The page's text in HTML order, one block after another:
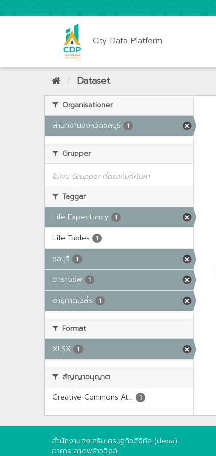
City Data Platform
Dataset
Organisationer
สำนักงานจังหวัดชลบุรี
1
Grupper
ไม่พบ Grupper ที่ตรงกับที่ค้นหา
Taggar
Life Expectancy
1
Life Tables 1
ชลบุรี 1
ตารางชีพ 1
อายุคาดเฉลี่ย 1
Format
XLSX
1
สัญญาอนุญาต
Creative Commons At...
1
สำนักงานส่งเสริมเศรษฐกิจดิจิทัล (depa)
อาคาร ลาดพร้าวฮิลล์